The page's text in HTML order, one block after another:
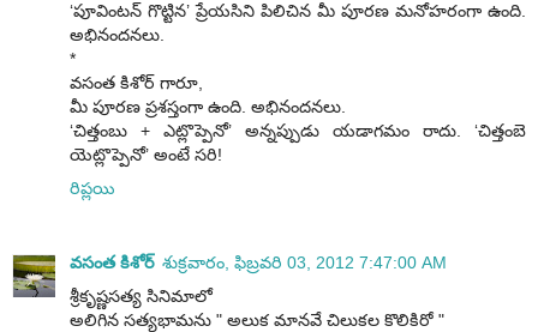
‘పూవింటన్ గొట్టిన’ ప్రేయసిని పిలిచిన మీ పూరణ మనోహరంగా ఉంది.
అభినందనలు.
*
వసంత కిశోర్ గారూ,
మీ పూరణ ప్రశస్తంగా ఉంది. అభినందనలు.
‘చిత్తంబు + ఎట్లొప్పెనో’ అన్నప్పుడు యడాగమం రాదు. ‘చిత్తంబె
యెట్లొప్పెనో’ అంటే సరి!
రిప్లయి
వసంత కిశోర్ శుక్రవారం, ఫిబ్రవరి 03, 2012 7:47:00 AM
శ్రీకృష్ణసత్య సినిమాలో
అలిగిన సత్యభామను " అలుక మానవే చిలుకల కొలికిరో "